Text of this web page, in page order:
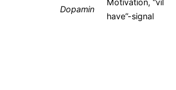
Dopamin
Motivation, “vil
have”-signal